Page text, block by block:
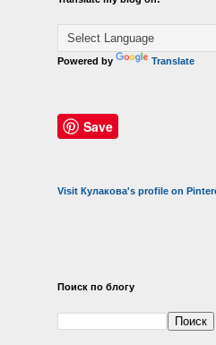
Powered by Translate
Save
Visit Кулакова's profile on
Поиск по блогу